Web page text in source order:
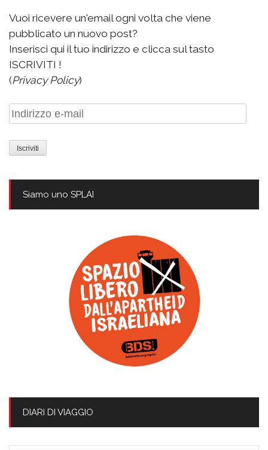
Vuoi ricevere un'email ogni volta che viene
pubblicato un nuovo post?
Inserisci qui il tuo indirizzo e clicca sul tasto
ISCRIVITI !
(Privacy Policy)
Indirizzo
e-
mail
Siamo uno SPLAI
DIARI DI VIAGGIO